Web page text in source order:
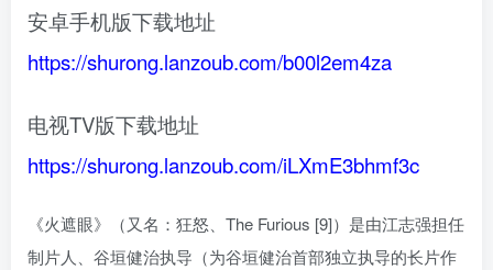
安卓手机版下载地址
https://shurong.lanzoub.com/b00l2em4za
电视TV版下载地址
https://shurong.lanzoub.com/iLXmE3bhmf3c
《火遮眼》（又名：狂怒、The Furious [9]）是由江志强担任
制片人、谷垣健治执导（为谷垣健治首部独立执导的长片作